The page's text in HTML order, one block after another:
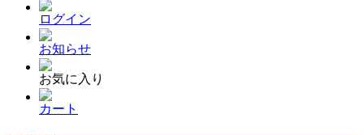
ログイン
お知らせ
お気に入り
カート